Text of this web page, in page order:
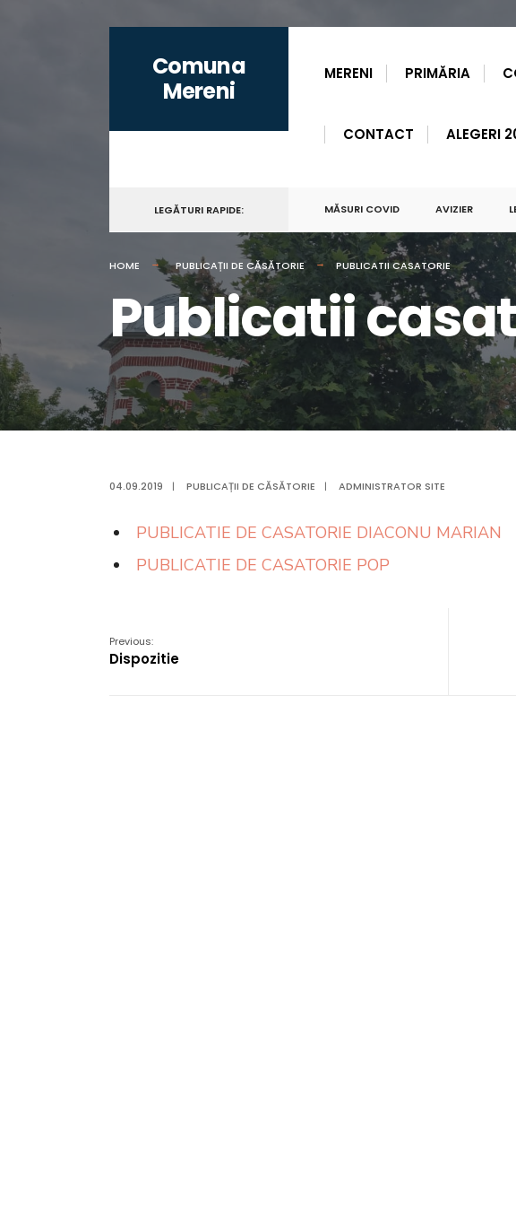
content
Comuna
Mereni
MERENI PRIMĂRIA
CONTACT ALEGERI
LEGĂTURI RAPIDE: MĂSURI COVID AVIZIER
HOME PUBLICAȚII DE CĂSĂTORIE PUBLICATII CASATORIE
Publicatii
04.09.2019 | PUBLICAȚII DE CĂSĂTORIE | ADMINISTRATOR SITE
PUBLICATIE DE CASATORIE DIACONU MARIAN
PUBLICATIE DE CASATORIE POP
Previous:
Dispozitie